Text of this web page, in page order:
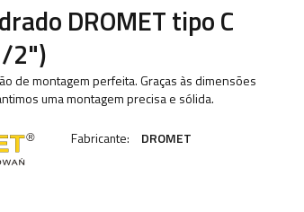
DROMET tipo C
2")
de montagem perfeita. Graças às dimensões
uma montagem precisa e sólida.
Fabricante: DROMET